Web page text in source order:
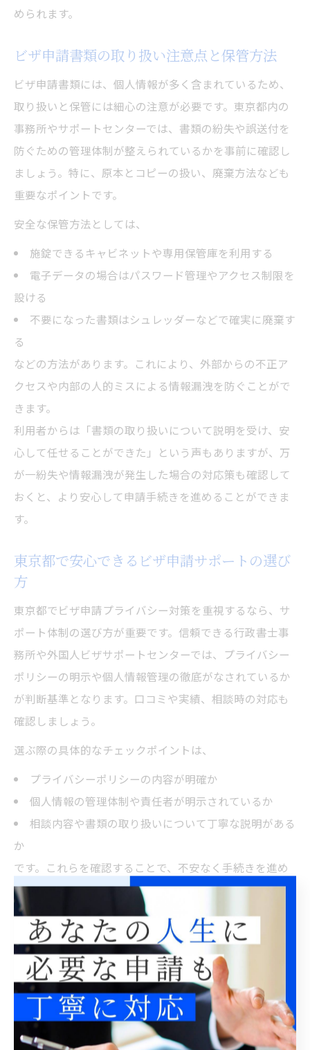
められます。
ビザ申請書類の取り扱い注意点と保管方法
ビザ申請書類には、個人情報が多く含まれているため、
取り扱いと保管には細心の注意が必要です。東京都内の
事務所やサポートセンターでは、書類の紛失や誤送付を
防ぐための管理体制が整えられているかを事前に確認し
ましょう。特に、原本とコピーの扱い、廃棄方法なども
重要なポイントです。
安全な保管方法としては、
施錠できるキャビネットや専用保管庫を利用する
電子データの場合はパスワード管理やアクセス制限を
設ける
不要になった書類はシュレッダーなどで確実に廃棄す
る
などの方法があります。これにより、外部からの不正ア
クセスや内部の人的ミスによる情報漏洩を防ぐことがで
きます。
利用者からは「書類の取り扱いについて説明を受け、安
心して任せることができた」という声もありますが、万
が一紛失や情報漏洩が発生した場合の対応策も確認して
おくと、より安心して申請手続きを進めることができま
す。
東京都で安心できるビザ申請サポートの選び
方
東京都でビザ申請プライバシー対策を重視するなら、サ
ポート体制の選び方が重要です。信頼できる行政書士事
務所や外国人ビザサポートセンターでは、プライバシー
ポリシーの明示や個人情報管理の徹底がなされているか
が判断基準となります。口コミや実績、相談時の対応も
確認しましょう。
選ぶ際の具体的なチェックポイントは、
プライバシーポリシーの内容が明確か
個人情報の管理体制や責任者が明示されているか
相談内容や書類の取り扱いについて丁寧な説明がある
か
です。これらを確認することで、不安なく手続きを進め
られるサポートを選ぶことができます。
東京都内では「外国人ビザサポートセンター」や「入国
管理局 在留資格相談窓口」など、専門的な相談ができる
窓口も多数あります。利用者の年齢や経験に応じたアド
バイスを受けられる体制を選ぶことで、よりスムーズな
ビザ申請が可能となります。
入国管理局相談を利用した情報保護のポイン